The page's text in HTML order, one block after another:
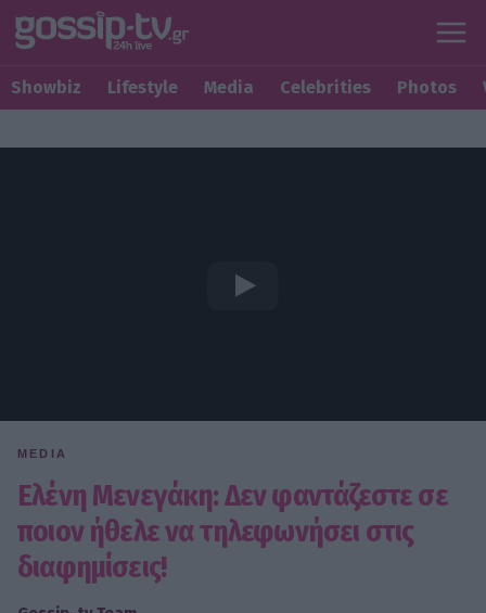
Showbiz Lifestyle Media Celebrities Photos
MEDIA
Ελένη Μενεγάκη: Δεν φαντάζεστε σε
ποιον ήθελε να τηλεφωνήσει στις
διαφημίσεις!